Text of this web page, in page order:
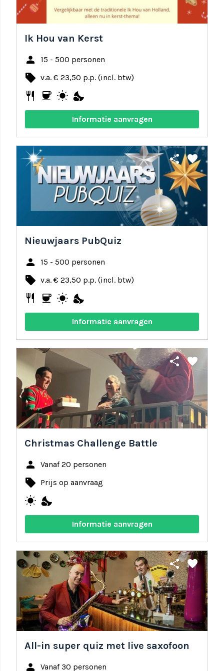
Ik Hou van Kerst
person 15 - 500 personen
local_offer v.a. € 23,50 p.p. (incl. btw)
restaurant coffee wb_sunny nights_stay
Informatie aanvragen
share favorite
Nieuwjaars PubQuiz
person 15 - 500 personen
local_offer v.a. € 23,50 p.p. (incl. btw)
restaurant coffee wb_sunny nights_stay
Informatie aanvragen
share favorite
Christmas Challenge Battle
person Vanaf 20 personen
local_offer Prijs op aanvraag
wb_sunny nights_stay
Informatie aanvragen
share favorite
All-in super quiz met live saxofoon
person Vanaf 30 personen